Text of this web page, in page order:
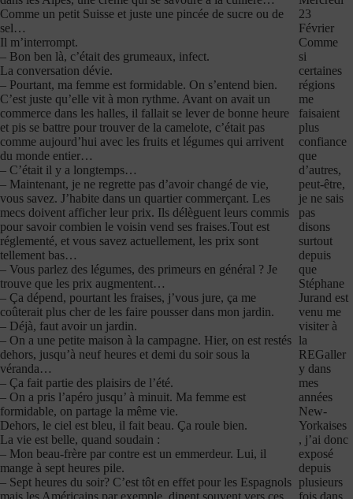
Comme un petit Suisse et juste une pincée de sucre ou de
sel…
Il m’interrompt.
– Bon ben là, c’était des grumeaux, infect.
La conversation dévie.
– Pourtant, ma femme est formidable. On s’entend bien.
C’est juste qu’elle vit à mon rythme. Avant on avait un
commerce dans les halles, il fallait se lever de bonne heure
et pis se battre pour trouver de la camelote, c’était pas
comme aujourd’hui avec les fruits et légumes qui arrivent
du monde entier…
– C’était il y a longtemps…
– Maintenant, je ne regrette pas d’avoir changé de vie,
vous savez. J’habite dans un quartier commerçant. Les
mecs doivent afficher leur prix. Ils délèguent leurs commis
pour savoir combien le voisin vend ses fraises.Tout est
réglementé, et vous savez actuellement, les prix sont
tellement bas…
– Vous parlez des légumes, des primeurs en général ? Je
trouve que les prix augmentent…
– Ça dépend, pourtant les fraises, j’vous jure, ça me
coûterait plus cher de les faire pousser dans mon jardin.
– Déjà, faut avoir un jardin.
– On a une petite maison à la campagne. Hier, on est restés
dehors, jusqu’à neuf heures et demi du soir sous la
véranda…
– Ça fait partie des plaisirs de l’été.
– On a pris l’apéro jusqu’ à minuit. Ma femme est
formidable, on partage la même vie.
Dehors, le ciel est bleu, il fait beau. Ça roule bien.
La vie est belle, quand soudain :
– Mon beau-frère par contre est un emmerdeur. Lui, il
mange à sept heures pile.
– Sept heures du soir? C’est tôt en effet pour les Espagnols
mais les Américains par exemple, dinent souvent vers ces
23
Février
Comme
si
certaines
régions
me
faisaient
plus
confiance
que
d’autres,
peut-être,
je ne sais
pas
disons
surtout
depuis
que
Stéphane
Jurand est
venu me
visiter à
la
REGaller
y dans
mes
années
New-
Yorkaises
, j’ai donc
exposé
depuis
plusieurs
fois dans